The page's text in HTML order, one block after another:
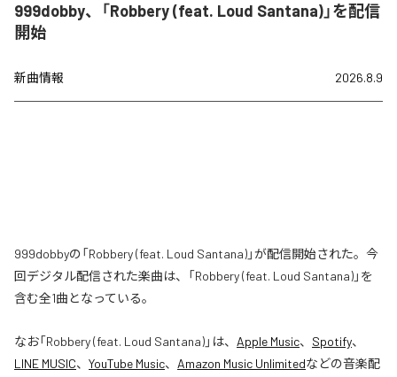
999dobby、「Robbery (feat. Loud Santana)」を配信
開始
新曲情報 2026.8.9
999dobbyの「Robbery (feat. Loud Santana)」が配信開始された。今
回デジタル配信された楽曲は、「Robbery (feat. Loud Santana)」を
含む全1曲となっている。
なお「Robbery (feat. Loud Santana)」は、 Apple Music、 Spotify、
LINE MUSIC、 YouTube Music、 Amazon Music Unlimitedなどの音楽配